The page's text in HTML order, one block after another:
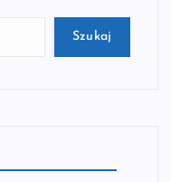
Szukaj